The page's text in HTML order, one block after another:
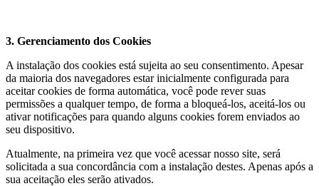
3. Gerenciamento dos Cookies
A instalação dos cookies está sujeita ao seu consentimento. Apesar
da maioria dos navegadores estar inicialmente configurada para
aceitar cookies de forma automática, você pode rever suas
permissões a qualquer tempo, de forma a bloqueá-los, aceitá-los ou
ativar notificações para quando alguns cookies forem enviados ao
seu dispositivo.
Atualmente, na primeira vez que você acessar nosso site, será
solicitada a sua concordância com a instalação destes. Apenas após a
sua aceitação eles serão ativados.